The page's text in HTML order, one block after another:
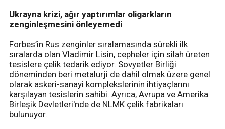
Ukrayna krizi, ağır yaptırımlar oligarkların
zenginleşmesini önleyemedi
Forbes’in Rus zenginler sıralamasında sürekli ilk
sıralarda olan Vladimir Lisin, cepheler için silah üreten
tesislere çelik tedarik ediyor. Sovyetler Birliği
döneminden beri metalurji de dahil olmak üzere genel
olarak askeri-sanayi komplekslerinin ihtiyaçlarını
karşılayan tesislerin sahibi. Ayrıca, Avrupa ve Amerika
Birleşik Devletleri'nde de NLMK çelik fabrikaları
bulunuyor.